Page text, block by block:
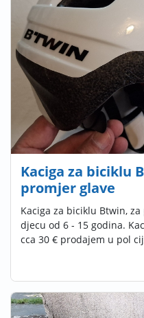
Kaciga za biciklu
promjer glave
Kaciga za biciklu Btwin,
djecu od 6 - 15 godina.
cca 30 € prodajem u pol